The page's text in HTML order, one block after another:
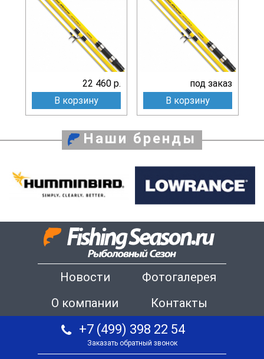
22 460 р.
В корзину
под заказ
В корзину
Наши бренды
Новости
Фотогалерея
О компании
Контакты
+7 (499) 398 22 54
Заказать обратный звонок